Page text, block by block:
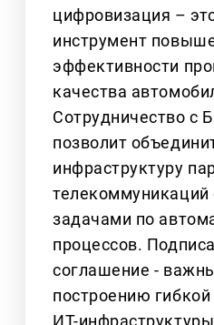
цифровизация –
инструмент
эффективности
качества
Сотрудничество с
позволит
инфраструктуру
задачами по
процессов.
соглашение -
построению
ИТ-